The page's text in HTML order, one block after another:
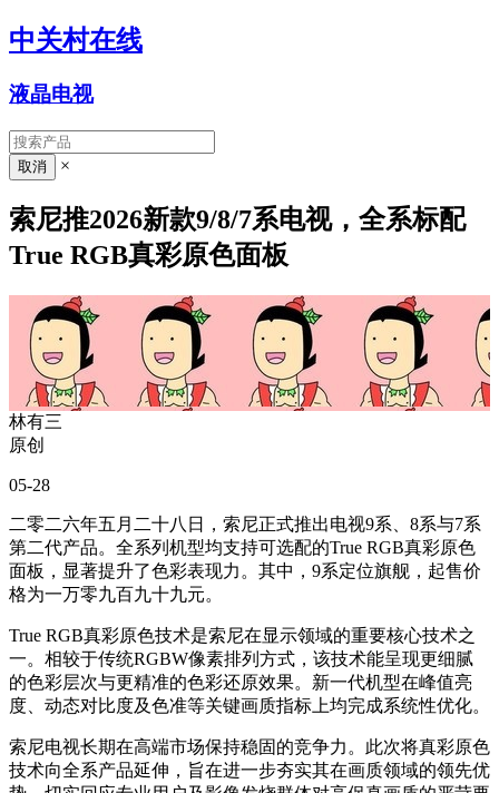
中关村在线
液晶电视
×
索尼推2026新款9/8/7系电视，全系标配
True RGB真彩原色面板
林有三
原创
05-28
二零二六年五月二十八日，索尼正式推出电视9系、8系与7系
第二代产品。全系列机型均支持可选配的True RGB真彩原色
面板，显著提升了色彩表现力。其中，9系定位旗舰，起售价
格为一万零九百九十九元。
True RGB真彩原色技术是索尼在显示领域的重要核心技术之
一。相较于传统RGBW像素排列方式，该技术能呈现更细腻
的色彩层次与更精准的色彩还原效果。新一代机型在峰值亮
度、动态对比度及色准等关键画质指标上均完成系统性优化。
索尼电视长期在高端市场保持稳固的竞争力。此次将真彩原色
技术向全系产品延伸，旨在进一步夯实其在画质领域的领先优